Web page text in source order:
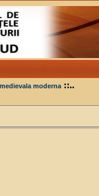
moderna ::..